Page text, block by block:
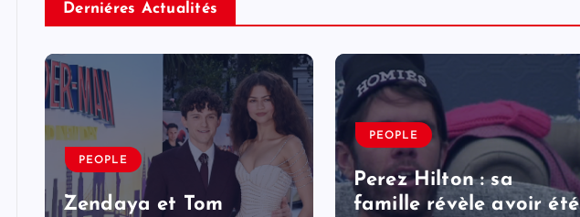
Derniéres Actualités
PEOPLE
Zendaya et Tom
PEOPLE
Perez Hilton : sa
famille révèle avoir été